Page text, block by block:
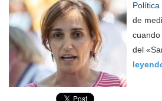
Política
de
del